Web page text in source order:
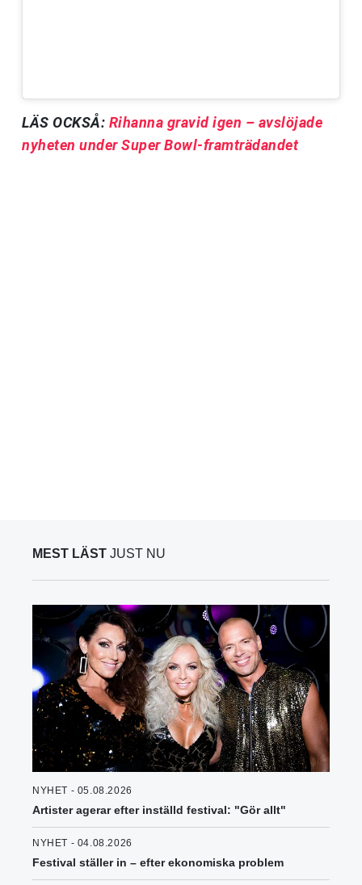
LÄS OCKSÅ: Rihanna gravid igen – avslöjade
nyheten under Super Bowl-framträdandet
MEST LÄST JUST NU
NYHET - 05.08.2026
Artister agerar efter inställd festival: "Gör allt"
NYHET - 04.08.2026
Festival ställer in – efter ekonomiska problem